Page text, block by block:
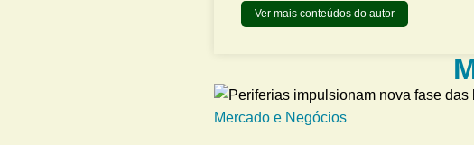
Ver mais conteúdos do autor
Mercado e Negócios